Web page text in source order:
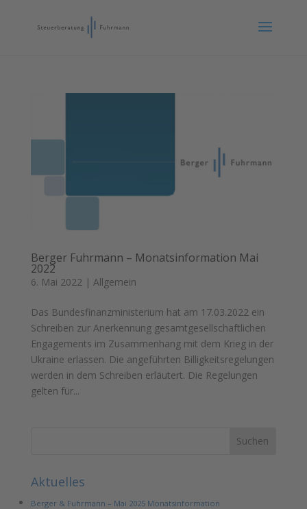
Berger Fuhrmann – Monatsinformation Mai
2022
6. Mai 2022 | Allgemein
Das Bundesfinanzministerium hat am 17.03.2022 ein
Schreiben zur Anerkennung gesamtgesellschaftlichen
Engagements im Zusammenhang mit dem Krieg in der
Ukraine erlassen. Die angeführten Billigkeitsregelungen
werden in dem Schreiben erläutert. Die Regelungen
gelten für...
Aktuelles
Berger & Fuhrmann – Mai 2025 Monatsinformation